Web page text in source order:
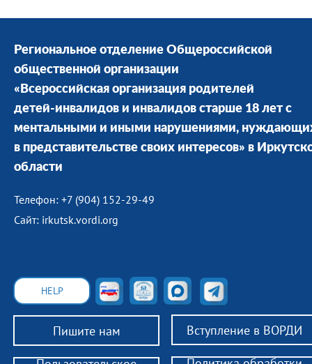
Региональное отделение Общероссийской
общественной организации
«Всероссийская организация родителей
детей-инвалидов и инвалидов старше 18 лет с
ментальными и иными нарушениями,
в представительстве своих интересов» в
области
Телефон: +7 (904) 152-29-49
Сайт: irkutsk.vordi.org
Пишите нам Вступление в ВОРДИ
HELP